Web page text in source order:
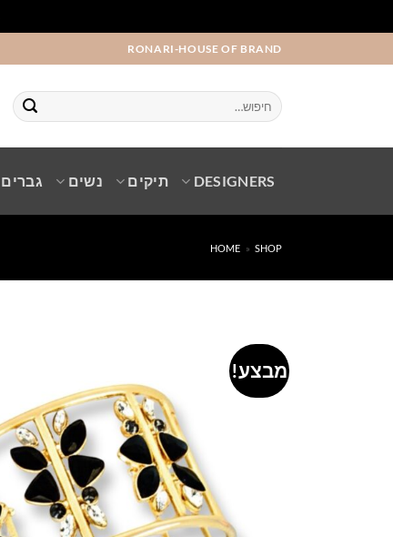
to
RONARI-HOUSE OF BRAND
חיפוש
עבור:
DESIGNERS תיקים נשים גברים
HOME » SHOP
מבצע!